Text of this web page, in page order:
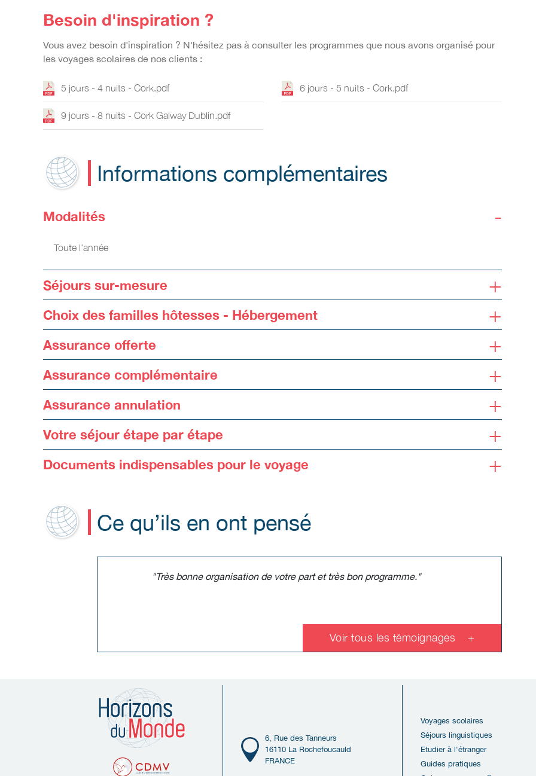
Besoin d'inspiration ?
Vous avez besoin d'inspiration ? N'hésitez pas à consulter les programmes que nous avons organisé pour
les voyages scolaires de nos clients :
5 jours - 4 nuits - Cork.pdf 6 jours - 5 nuits - Cork.pdf
9 jours - 8 nuits - Cork Galway Dublin.pdf
Informations complémentaires
Modalités -
Toute l'année
Séjours sur-mesure +
Choix des familles hôtesses - Hébergement +
Assurance offerte +
Assurance complémentaire +
Assurance annulation +
Votre séjour étape par étape +
Documents indispensables pour le voyage +
Ce qu’ils en ont pensé
"Très bonne organisation de votre part et très bon programme."
Voir tous les témoignages +
6, Rue des Tanneurs
16110 La Rochefoucauld
FRANCE
Voyages scolaires
Séjours linguistiques
Etudier à l'étranger
Guides pratiques